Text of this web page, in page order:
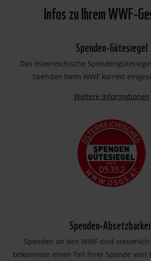
Infos zu Ihrem WWF-
Spenden-Gütesiegel
Das österreichische
Spenden beim WWF korrekt
Weitere Informationen
Spenden-
Spenden an den WWF sind
bekommen einen Teil Ihrer Spende vom